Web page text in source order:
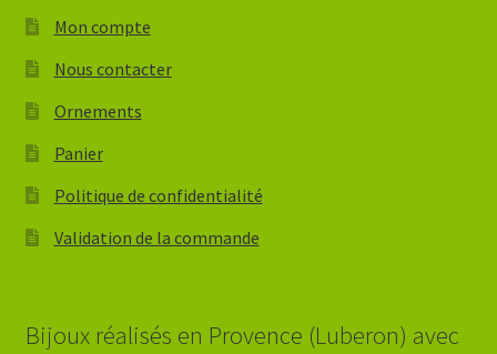
Mon compte
Nous contacter
Ornements
Panier
Politique de confidentialité
Validation de la commande
Bijoux réalisés en Provence (Luberon) avec